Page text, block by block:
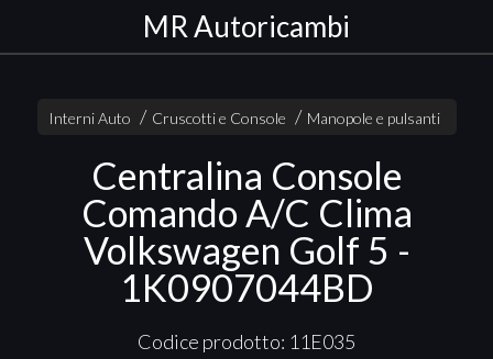
MR Autoricambi
Interni Auto Cruscotti e Console Manopole e pulsanti
Centralina Console
Comando A/C Clima
Volkswagen Golf 5 -
1K0907044BD
Codice prodotto: 11E035